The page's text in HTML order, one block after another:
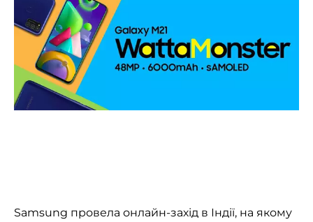
Samsung провела онлайн-захід в Індії, на якому